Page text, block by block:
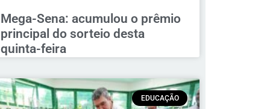
Mega-Sena: acumulou o prêmio
principal do sorteio desta
quinta-feira
EDUCAÇÃO